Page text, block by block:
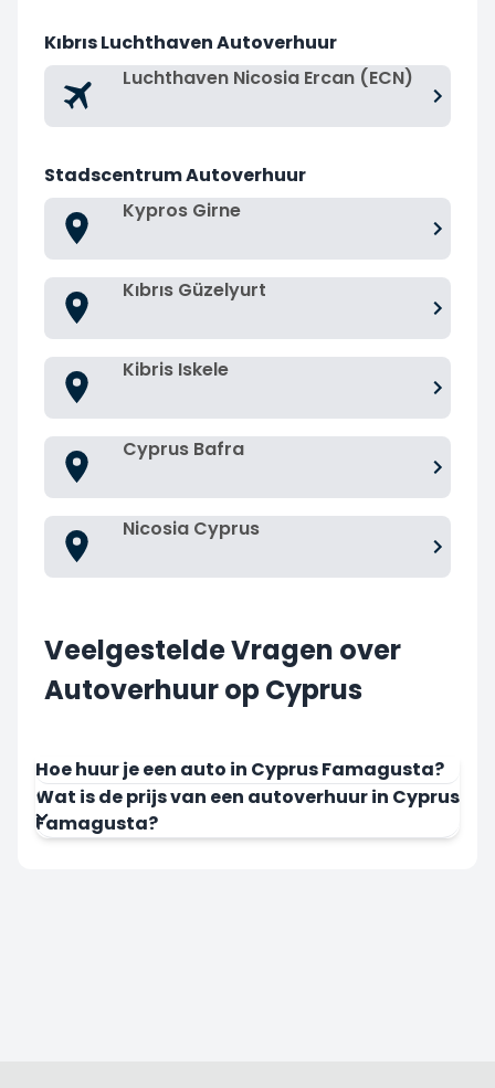
Kıbrıs Luchthaven Autoverhuur
Luchthaven Nicosia Ercan (ECN)
Stadscentrum Autoverhuur
Kypros Girne
Kıbrıs Güzelyurt
Kibris Iskele
Cyprus Bafra
Nicosia Cyprus
Veelgestelde Vragen over
Autoverhuur op Cyprus
Hoe huur je een auto in Cyprus Famagusta?
Wat is de prijs van een autoverhuur in Cyprus
Famagusta?